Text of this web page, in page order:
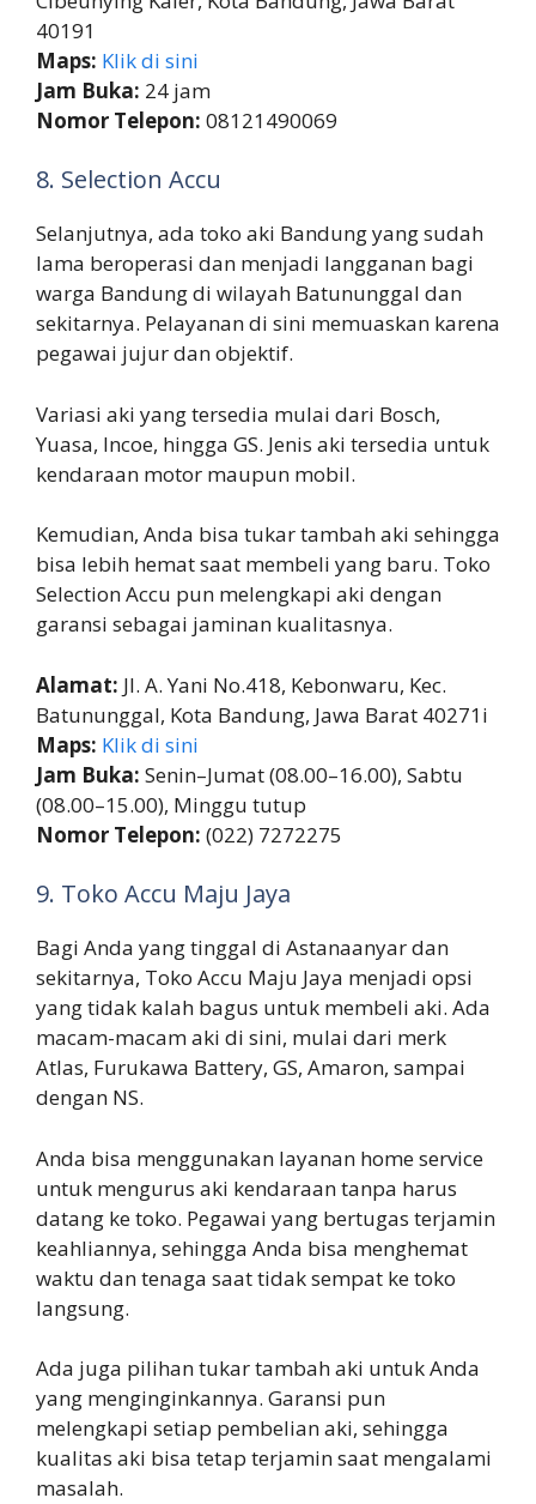
40191
Maps: Klik di sini
Jam Buka: 24 jam
Nomor Telepon: 08121490069
8. Selection Accu
Selanjutnya, ada toko aki Bandung yang sudah
lama beroperasi dan menjadi langganan bagi
warga Bandung di wilayah Batununggal dan
sekitarnya. Pelayanan di sini memuaskan karena
pegawai jujur dan objektif.
Variasi aki yang tersedia mulai dari Bosch,
Yuasa, Incoe, hingga GS. Jenis aki tersedia untuk
kendaraan motor maupun mobil.
Kemudian, Anda bisa tukar tambah aki sehingga
bisa lebih hemat saat membeli yang baru. Toko
Selection Accu pun melengkapi aki dengan
garansi sebagai jaminan kualitasnya.
Alamat: Jl. A. Yani No.418, Kebonwaru, Kec.
Batununggal, Kota Bandung, Jawa Barat 40271i
Maps: Klik di sini
Jam Buka: Senin–Jumat (08.00–16.00), Sabtu
(08.00–15.00), Minggu tutup
Nomor Telepon: (022) 7272275
9. Toko Accu Maju Jaya
Bagi Anda yang tinggal di Astanaanyar dan
sekitarnya, Toko Accu Maju Jaya menjadi opsi
yang tidak kalah bagus untuk membeli aki. Ada
macam-macam aki di sini, mulai dari merk
Atlas, Furukawa Battery, GS, Amaron, sampai
dengan NS.
Anda bisa menggunakan layanan home service
untuk mengurus aki kendaraan tanpa harus
datang ke toko. Pegawai yang bertugas terjamin
keahliannya, sehingga Anda bisa menghemat
waktu dan tenaga saat tidak sempat ke toko
langsung.
Ada juga pilihan tukar tambah aki untuk Anda
yang menginginkannya. Garansi pun
melengkapi setiap pembelian aki, sehingga
kualitas aki bisa tetap terjamin saat mengalami
masalah.